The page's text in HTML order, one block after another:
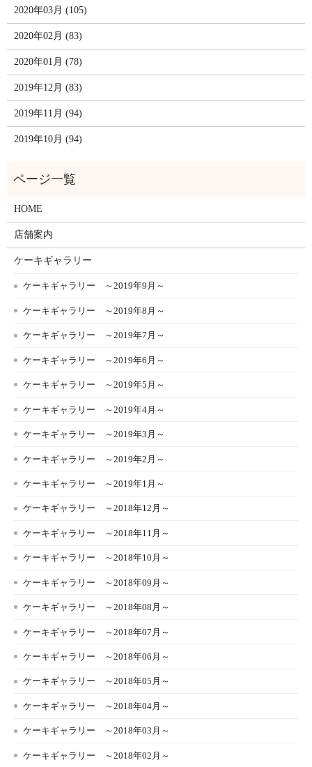
2020年03月 (105)
2020年02月 (83)
2020年01月 (78)
2019年12月 (83)
2019年11月 (94)
2019年10月 (94)
HOME
店舗案内
ケーキギャラリー
ケーキギャラリー ～2019年9月～
ケーキギャラリー ～2019年8月～
ケーキギャラリー ～2019年7月～
ケーキギャラリー ～2019年6月～
ケーキギャラリー ～2019年5月～
ケーキギャラリー ～2019年4月～
ケーキギャラリー ～2019年3月～
ケーキギャラリー ～2019年2月～
ケーキギャラリー ～2019年1月～
ケーキギャラリー ～2018年12月～
ケーキギャラリー ～2018年11月～
ケーキギャラリー ～2018年10月～
ケーキギャラリー ～2018年09月～
ケーキギャラリー ～2018年08月～
ケーキギャラリー ～2018年07月～
ケーキギャラリー ～2018年06月～
ケーキギャラリー ～2018年05月～
ケーキギャラリー ～2018年04月～
ケーキギャラリー ～2018年03月～
ケーキギャラリー ～2018年02月～